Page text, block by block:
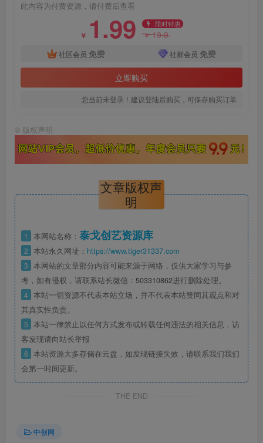
此内容为付费资源，请付费后查看
￥ 1.99 限时特惠
￥19.9
社区会员 免费 社群会员 免费
立即购买
您当前未登录！建议登陆后购买，可保存购买订单
© 版权声明
文章版权声
明
1 本网站名称： 泰戈创艺资源库
2 本站永久网址： https://www.tiger31337.com
3 本网站的文章部分内容可能来源于网络，仅供大家学习与参
考，如有侵权，请联系站长微信： 503310862进行删除处理。
4 本站一切资源不代表本站立场，并不代表本站赞同其观点和对
其真实性负责。
5 本站一律禁止以任何方式发布或转载任何违法的相关信息，访
客发现请向站长举报
6 本站资源大多存储在云盘，如发现链接失效，请联系我们我们
会第一时间更新。
THE END
中创网